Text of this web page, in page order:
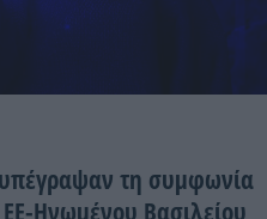
τη συμφωνία
Ηνωμένου Βασιλείου